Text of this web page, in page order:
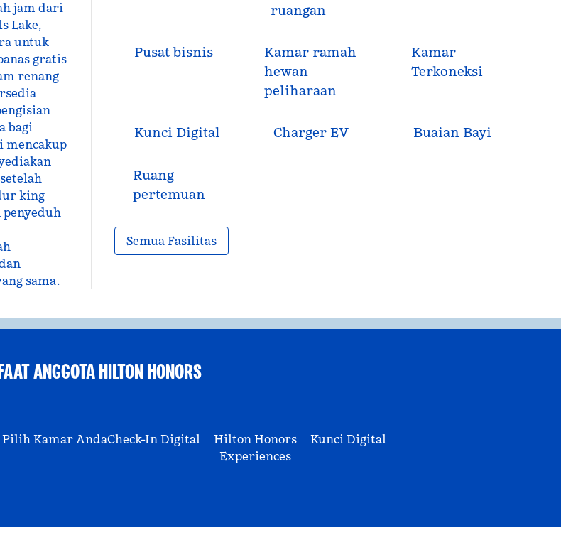
jam dari
Lake,
untuk
gratis
renang
bagi
mencakup
king
penyeduh
sama.
ruangan
Pusat bisnis
Kamar ramah
hewan
peliharaan
Kamar
Terkoneksi
Kunci Digital Charger EV Buaian Bayi
Ruang
pertemuan
Semua Fasilitas
ANGGOTA HILTON HONORS
Pilih Kamar AndaCheck-In Digital
Hilton Honors
Experiences
Kunci Digital